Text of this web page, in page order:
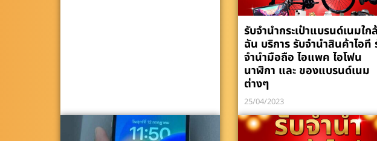
รับจำนำกระเป๋าแบรนด์เนมใกล้
ฉัน บริการ รับจำนำสินค้าไอที
จำนำมือถือ ไอแพค ไอโฟน
นาฬิกา และ ของแบรนด์เนม
ต่างๆ
25/04/2023